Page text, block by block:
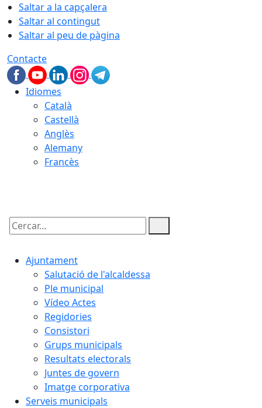
Saltar a la capçalera
Saltar al contingut
Saltar al peu de pàgina
Contacte
Idiomes
Català
Castellà
Anglès
Alemany
Francès
Cercar:
Ajuntament
Salutació de l'alcaldessa
Ple municipal
Vídeo Actes
Regidories
Consistori
Grups municipals
Resultats electorals
Juntes de govern
Imatge corporativa
Serveis municipals